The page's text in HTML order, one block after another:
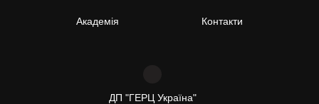
Академія Контакти
ДП "ГЕРЦ Україна"